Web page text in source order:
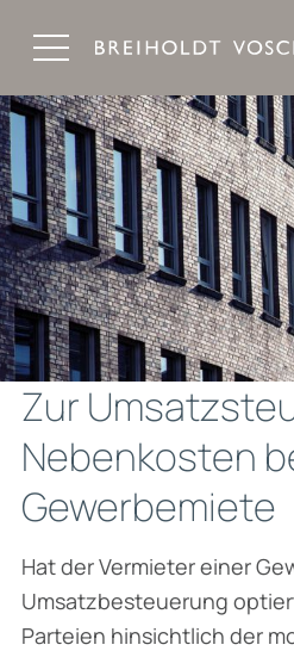
Zur
Nebenkosten
Gewerbemiete
Hat der Vermieter einer
Umsatzbesteuerung
Parteien hinsichtlich der